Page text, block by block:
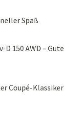
Spaß
150 AWD – Gute
Coupé-Klassiker